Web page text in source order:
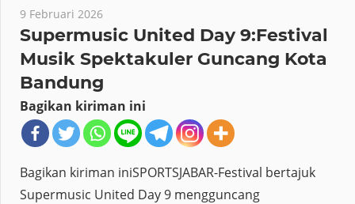
9 Februari 2026
Supermusic United Day 9:Festival
Musik Spektakuler Guncang Kota
Bandung
Bagikan kiriman ini
Bagikan kiriman iniSPORTSJABAR-Festival bertajuk
Supermusic United Day 9 mengguncang